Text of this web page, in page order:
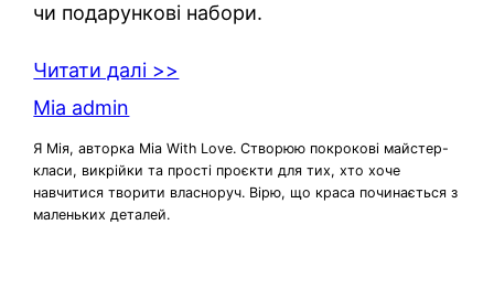
чи подарункові набори.
Читати далі >>
Mia admin
Я Мія, авторка Mia With Love. Створюю покрокові майстер-
класи, викрійки та прості проєкти для тих, хто хоче
навчитися творити власноруч. Вірю, що краса починається з
маленьких деталей.